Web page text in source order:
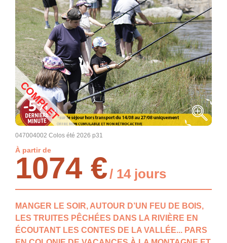
COMPLET
047004002 Colos été 2026 p31
À partir de
1074 €/ 14 jours
MANGER LE SOIR, AUTOUR D’UN FEU DE BOIS,
LES TRUITES PÊCHÉES DANS LA RIVIÈRE EN
ÉCOUTANT LES CONTES DE LA VALLÉE... PARS